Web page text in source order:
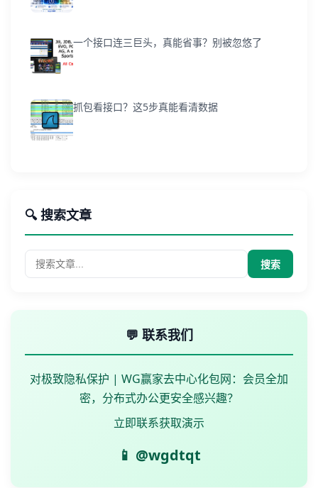
一个接口连三巨头，真能省事？别被忽悠了
抓包看接口？这5步真能看清数据
🔍 搜索文章
搜索
💬 联系我们
对极致隐私保护 | WG赢家去中心化包网：会员全加
密，分布式办公更安全感兴趣？
立即联系获取演示
📱 @wgdtqt